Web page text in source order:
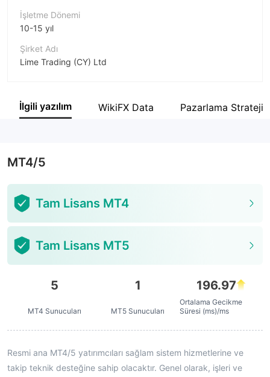
İşletme Dönemi
10-15 yıl
Şirket Adı
Lime Trading (CY) Ltd
Şirket çalışanı
İlgili yazılım WikiFX Data Pazarlama Stratejisi
MT4/5
Tam Lisans MT4
Tam Lisans MT5
5
MT4 Sunucuları
1
MT5 Sunucuları
196.97
Ortalama Gecikme
Süresi (ms)/ms
Resmi ana MT4/5 yatırımcıları sağlam sistem hizmetlerine ve
takip teknik desteğine sahip olacaktır. Genel olarak, işleri ve